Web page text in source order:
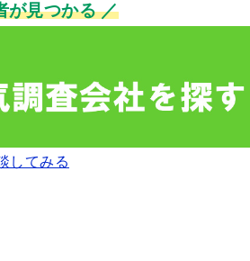
が見つかる ／
してみる